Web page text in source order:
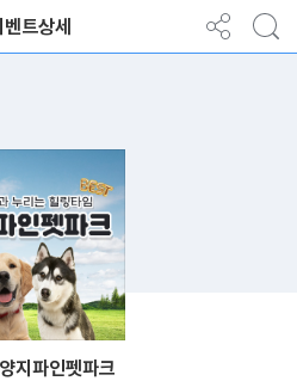
벤트상세
지파인펫파크